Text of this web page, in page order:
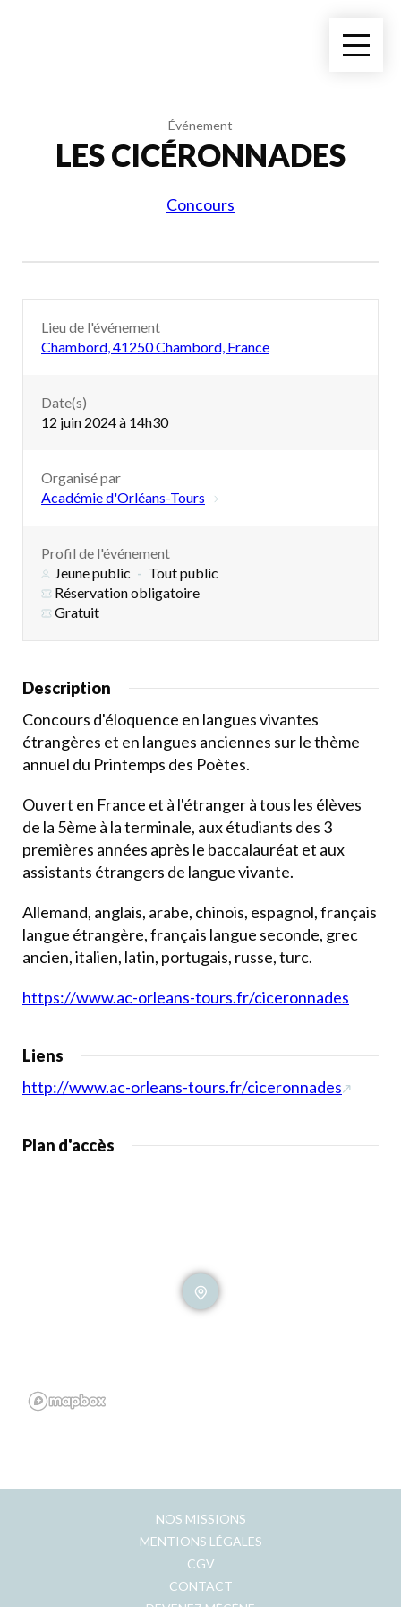
Événement
LES CICÉRONNADES
Concours
Lieu de l'événement
Chambord, 41250 Chambord, France
Date(s)
12 juin 2024 à 14h30
Organisé par
Académie d'Orléans-Tours
Profil de l'événement
Jeune public
Tout public
Réservation obligatoire
Gratuit
Description
Concours d'éloquence en langues vivantes
étrangères et en langues anciennes sur le thème
annuel du Printemps des Poètes.
Ouvert en France et à l'étranger à tous les élèves
de la 5ème à la terminale, aux étudiants des 3
premières années après le baccalauréat et aux
assistants étrangers de langue vivante.
Allemand, anglais, arabe, chinois, espagnol, français
langue étrangère, français langue seconde, grec
ancien, italien, latin, portugais, russe, turc.
https://www.ac-orleans-tours.fr/ciceronnades
Liens
http://www.ac-orleans-tours.fr/ciceronnades
Plan d'accès
NOS MISSIONS
MENTIONS LÉGALES
CGV
CONTACT